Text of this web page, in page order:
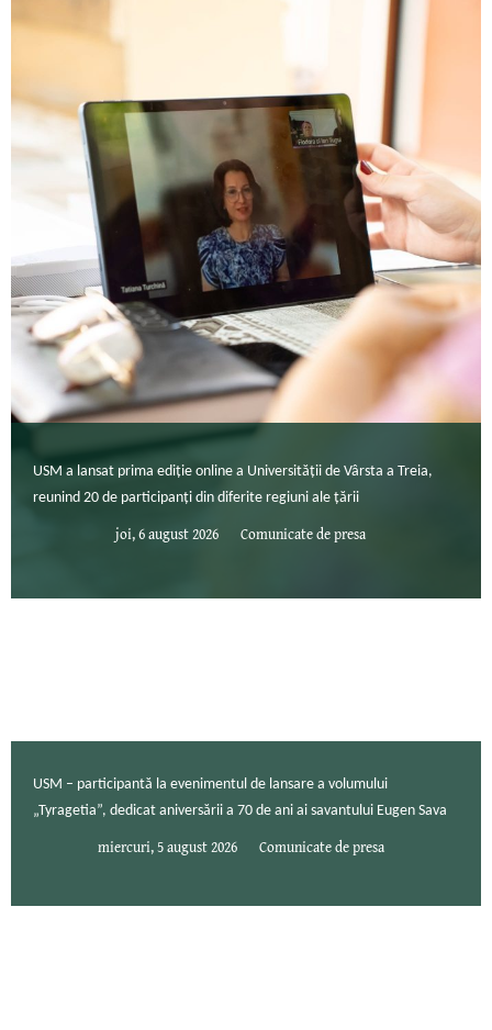
USM a lansat prima ediție online a Universității de Vârsta a Treia,
reunind 20 de participanți din diferite regiuni ale țării
joi, 6 august 2026 Comunicate de presa
USM – participantă la evenimentul de lansare a volumului
„Tyragetia”, dedicat aniversării a 70 de ani ai savantului Eugen Sava
miercuri, 5 august 2026 Comunicate de presa